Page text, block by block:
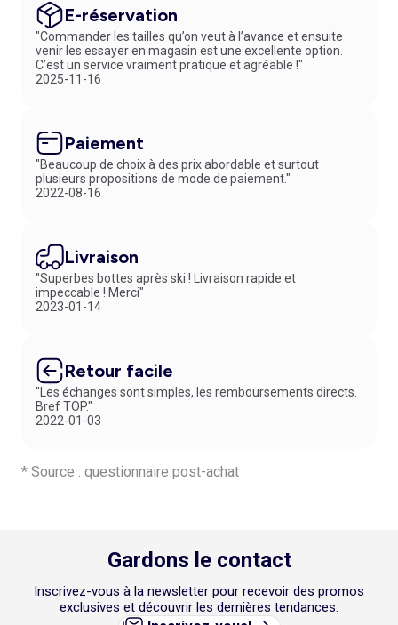
E-réservation
"Commander les tailles qu’on veut à l’avance et ensuite
venir les essayer en magasin est une excellente option.
C’est un service vraiment pratique et agréable !"
2025-11-16
Paiement
"Beaucoup de choix à des prix abordable et surtout
plusieurs propositions de mode de paiement."
2022-08-16
Livraison
"Superbes bottes après ski ! Livraison rapide et
impeccable ! Merci"
2023-01-14
Retour facile
"Les échanges sont simples, les remboursements directs.
Bref TOP."
2022-01-03
* Source : questionnaire post-achat
Gardons le contact
Inscrivez-vous à la newsletter pour recevoir des promos
exclusives et découvrir les dernières tendances.